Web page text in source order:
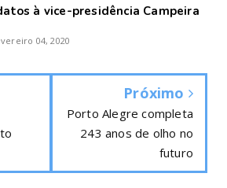
à vice-presidência Campeira
04, 2020
Próximo
Porto Alegre completa
243 anos de olho no
futuro